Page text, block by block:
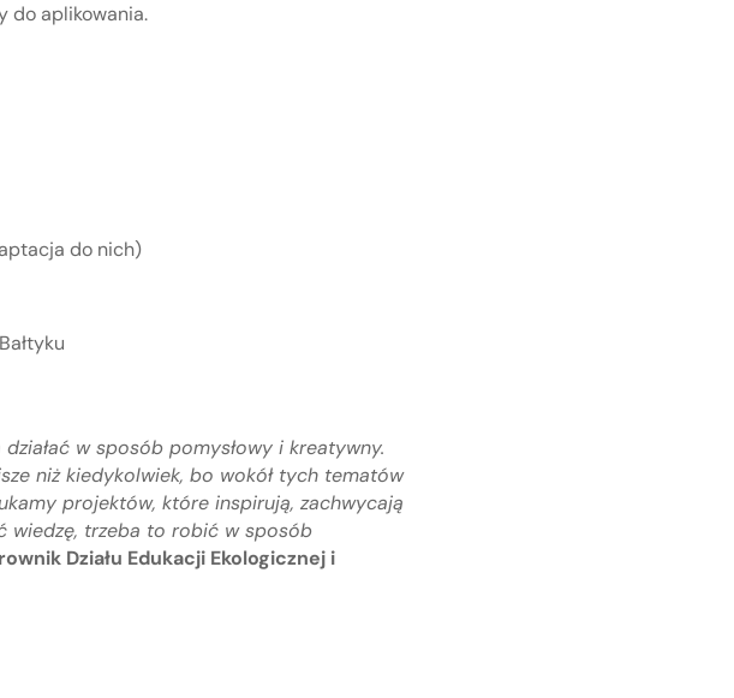
do aplikowania.
do nich)
w sposób pomysłowy i kreatywny.
niż kiedykolwiek, bo wokół tych tematów
projektów, które inspirują, zachwycają
wiedzę, trzeba to robić w sposób
Działu Edukacji Ekologicznej i